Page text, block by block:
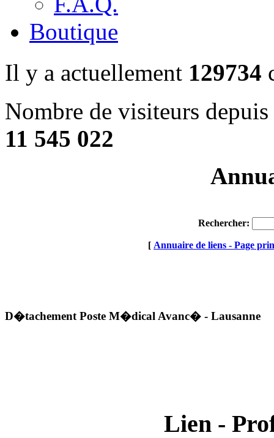
Boutique
Il y a actuellement 129734
Nombre de visiteurs
11 545 022
Rechercher:
[ Annuaire de liens - Page
D�tachement Poste M�dical Avanc� - Lausanne
Lien -